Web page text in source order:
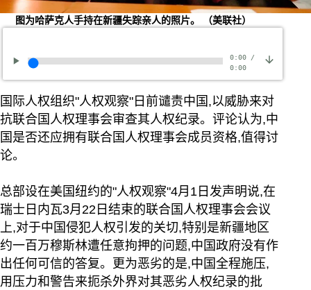
图为哈萨克人手持在新疆失踪亲人的照片。 （美联社）
0:00/
0:00
国际人权组织"人权观察"日前谴责中国,以威胁来对
抗联合国人权理事会审查其人权纪录。评论认为,中
国是否还应拥有联合国人权理事会成员资格,值得讨
论。
总部设在美国纽约的"人权观察"4月1日发声明说,在
瑞士日内瓦3月22日结束的联合国人权理事会会议
上,对于中国侵犯人权引发的关切,特别是新疆地区
约一百万穆斯林遭任意拘押的问题,中国政府没有作
出任何可信的答复。更为恶劣的是,中国全程施压,
用压力和警告来扼杀外界对其恶劣人权纪录的批